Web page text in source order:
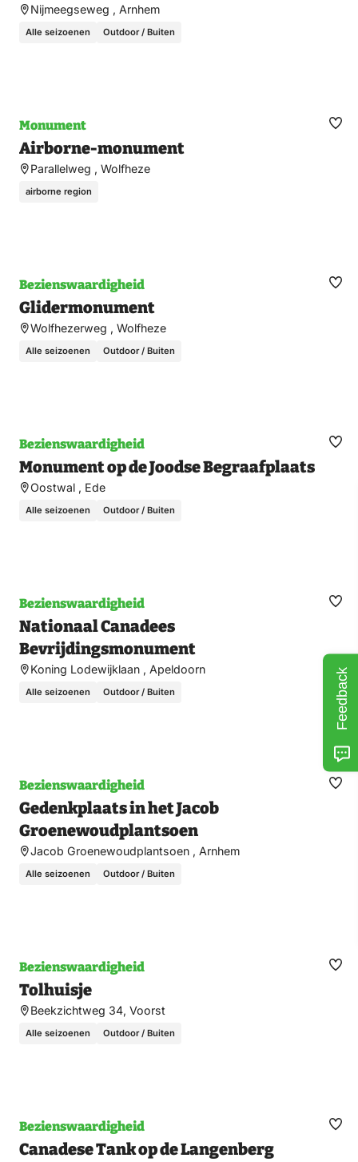
Nijmeegseweg , Arnhem
Alle seizoenen Outdoor / Buiten
Monument
Airborne-monument
Parallelweg , Wolfheze
airborne region
Bezienswaardigheid
Glidermonument
Wolfhezerweg , Wolfheze
Alle seizoenen Outdoor / Buiten
Bezienswaardigheid
Monument op de Joodse Begraafplaats
Oostwal , Ede
Alle seizoenen Outdoor / Buiten
Bezienswaardigheid
Nationaal Canadees
Bevrijdingsmonument
Koning Lodewijklaan , Apeldoorn
Alle seizoenen Outdoor / Buiten
Bezienswaardigheid
Gedenkplaats in het Jacob
Groenewoudplantsoen
Jacob Groenewoudplantsoen , Arnhem
Alle seizoenen Outdoor / Buiten
Bezienswaardigheid
Tolhuisje
Beekzichtweg 34, Voorst
Alle seizoenen Outdoor / Buiten
Bezienswaardigheid
Canadese Tank op de Langenberg
Feedback